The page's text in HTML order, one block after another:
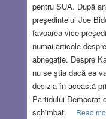
pentru SUA. După
preşedintelui Joe
favoarea vice-
numai articole
abnegaţie. Despre
nu se ştia dacă ea
decizia în această
Partidului Democrat
schimbat.
Read